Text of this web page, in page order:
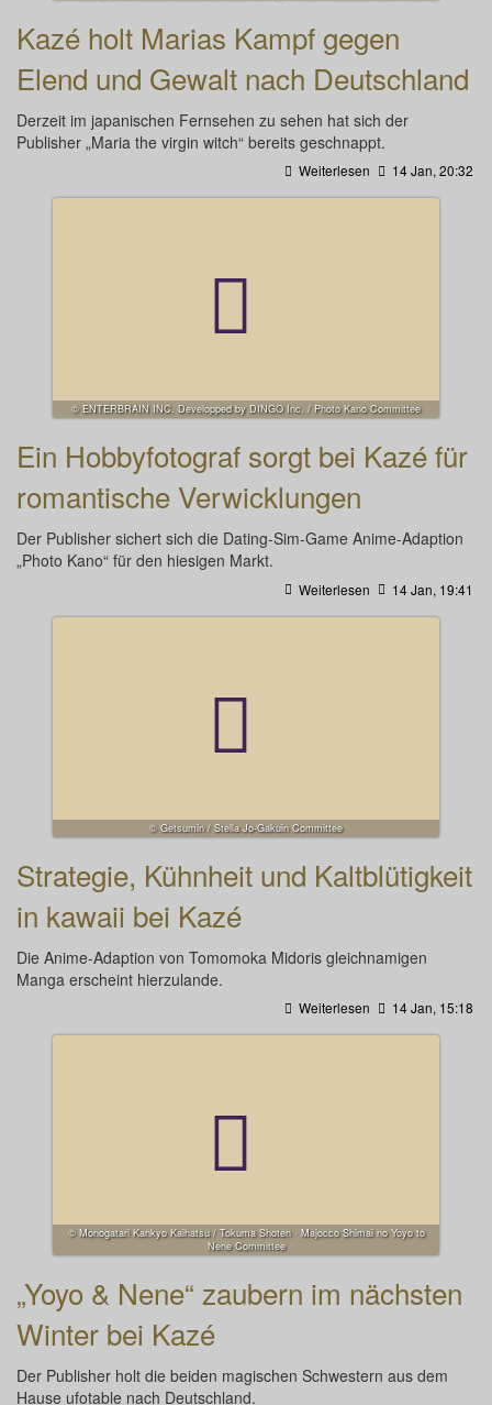
Kazé holt Marias Kampf gegen
Elend und Gewalt nach Deutschland
Derzeit im japanischen Fernsehen zu sehen hat sich der
Publisher „Maria the virgin witch“ bereits geschnappt.
Weiterlesen 14 Jan, 20:32
© ENTERBRAIN INC. Developped by DINGO Inc. / Photo Kano Committee
Ein Hobbyfotograf sorgt bei Kazé für
romantische Verwicklungen
Der Publisher sichert sich die Dating-Sim-Game Anime-Adaption
„Photo Kano“ für den hiesigen Markt.
Weiterlesen 14 Jan, 19:41
© Getsumin / Stella Jo-Gakuin Committee
Strategie, Kühnheit und Kaltblütigkeit
in kawaii bei Kazé
Die Anime-Adaption von Tomomoka Midoris gleichnamigen
Manga erscheint hierzulande.
Weiterlesen 14 Jan, 15:18
© Monogatari Kankyo Kaihatsu / Tokuma Shoten · Majocco Shimai no Yoyo to
Nene Committee
„Yoyo & Nene“ zaubern im nächsten
Winter bei Kazé
Der Publisher holt die beiden magischen Schwestern aus dem
Hause ufotable nach Deutschland.